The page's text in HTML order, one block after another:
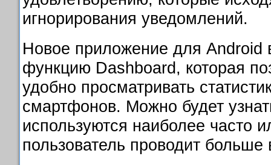
игнорирования уведомлений.
Новое приложение для Android
функцию Dashboard, которая
удобно просматривать
смартфонов. Можно будет
используются наиболее часто
пользователь проводит больше